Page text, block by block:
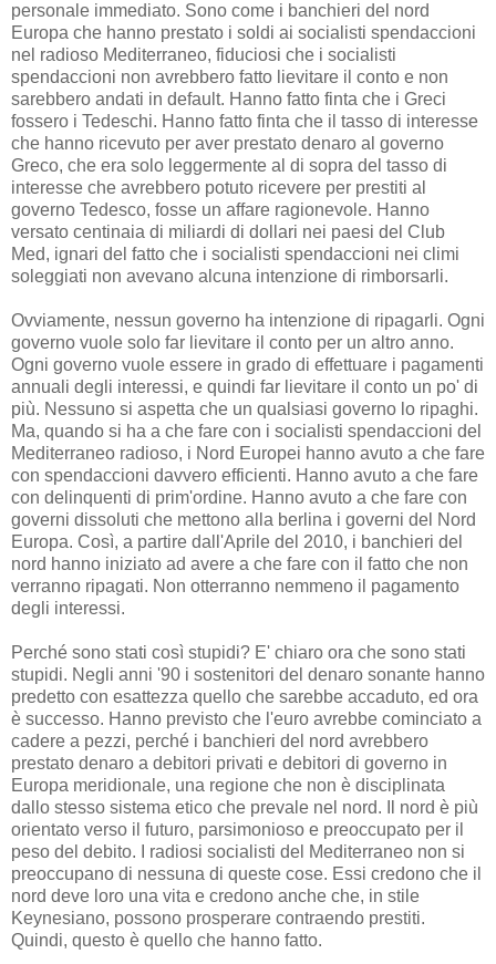
personale immediato. Sono come i banchieri del nord
Europa che hanno prestato i soldi ai socialisti spendaccioni
nel radioso Mediterraneo, fiduciosi che i socialisti
spendaccioni non avrebbero fatto lievitare il conto e non
sarebbero andati in default. Hanno fatto finta che i Greci
fossero i Tedeschi. Hanno fatto finta che il tasso di interesse
che hanno ricevuto per aver prestato denaro al governo
Greco, che era solo leggermente al di sopra del tasso di
interesse che avrebbero potuto ricevere per prestiti al
governo Tedesco, fosse un affare ragionevole. Hanno
versato centinaia di miliardi di dollari nei paesi del Club
Med, ignari del fatto che i socialisti spendaccioni nei climi
soleggiati non avevano alcuna intenzione di rimborsarli.
Ovviamente, nessun governo ha intenzione di ripagarli. Ogni
governo vuole solo far lievitare il conto per un altro anno.
Ogni governo vuole essere in grado di effettuare i pagamenti
annuali degli interessi, e quindi far lievitare il conto un po' di
più. Nessuno si aspetta che un qualsiasi governo lo ripaghi.
Ma, quando si ha a che fare con i socialisti spendaccioni del
Mediterraneo radioso, i Nord Europei hanno avuto a che fare
con spendaccioni davvero efficienti. Hanno avuto a che fare
con delinquenti di prim'ordine. Hanno avuto a che fare con
governi dissoluti che mettono alla berlina i governi del Nord
Europa. Così, a partire dall'Aprile del 2010, i banchieri del
nord hanno iniziato ad avere a che fare con il fatto che non
verranno ripagati. Non otterranno nemmeno il pagamento
degli interessi.
Perché sono stati così stupidi? E' chiaro ora che sono stati
stupidi. Negli anni '90 i sostenitori del denaro sonante hanno
predetto con esattezza quello che sarebbe accaduto, ed ora
è successo. Hanno previsto che l'euro avrebbe cominciato a
cadere a pezzi, perché i banchieri del nord avrebbero
prestato denaro a debitori privati e debitori di governo in
Europa meridionale, una regione che non è disciplinata
dallo stesso sistema etico che prevale nel nord. Il nord è più
orientato verso il futuro, parsimonioso e preoccupato per il
peso del debito. I radiosi socialisti del Mediterraneo non si
preoccupano di nessuna di queste cose. Essi credono che il
nord deve loro una vita e credono anche che, in stile
Keynesiano, possono prosperare contraendo prestiti.
Quindi, questo è quello che hanno fatto.